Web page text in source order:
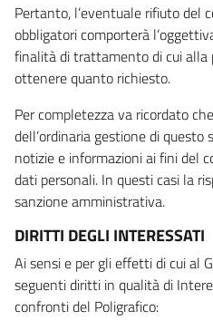
Pertanto, l’eventuale rifiuto del
obbligatori comporterà
finalità di trattamento di cui alla
ottenere quanto richiesto.
Per completezza va ricordato
dell’ordinaria gestione di questo
notizie e informazioni ai fini del
dati personali. In questi casi la
sanzione amministrativa.
DIRITTI DEGLI INTERESSATI
Ai sensi e per gli effetti di cui al
seguenti diritti in qualità di
confronti del Poligrafico: